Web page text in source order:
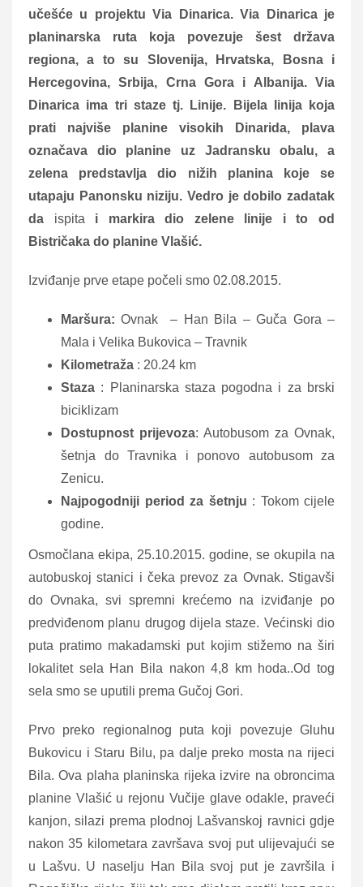
učešće u projektu Via Dinarica. Via Dinarica je
planinarska ruta koja povezuje šest država
regiona, a to su Slovenija, Hrvatska, Bosna i
Hercegovina, Srbija, Crna Gora i Albanija. Via
Dinarica ima tri staze tj. Linije. Bijela linija koja
prati najviše planine visokih Dinarida, plava
označava dio planine uz Jadransku obalu, a
zelena predstavlja dio nižih planina koje se
utapaju Panonsku niziju. Vedro je dobilo zadatak
da ispita i markira dio zelene linije i to od
Bistričaka do planine Vlašić.
Izviđanje prve etape počeli smo 02.08.2015.
Maršura: Ovnak – Han Bila – Guča Gora –
Mala i Velika Bukovica – Travnik
Kilometraža : 20.24 km
Staza : Planinarska staza pogodna i za brski
biciklizam
Dostupnost prijevoza: Autobusom za Ovnak,
šetnja do Travnika i ponovo autobusom za
Zenicu.
Najpogodniji period za šetnju : Tokom cijele
godine.
Osmočlana ekipa, 25.10.2015. godine, se okupila na
autobuskoj stanici i čeka prevoz za Ovnak. Stigavši
do Ovnaka, svi spremni krećemo na izviđanje po
predviđenom planu drugog dijela staze. Većinski dio
puta pratimo makadamski put kojim stižemo na širi
lokalitet sela Han Bila nakon 4,8 km hoda..Od tog
sela smo se uputili prema Gučoj Gori.
Prvo preko regionalnog puta koji povezuje Gluhu
Bukovicu i Staru Bilu, pa dalje preko mosta na rijeci
Bila. Ova plaha planinska rijeka izvire na obroncima
planine Vlašić u rejonu Vučije glave odakle, praveći
kanjon, silazi prema plodnoj Lašvanskoj ravnici gdje
nakon 35 kilometara završava svoj put ulijevajući se
u Lašvu. U naselju Han Bila svoj put je završila i